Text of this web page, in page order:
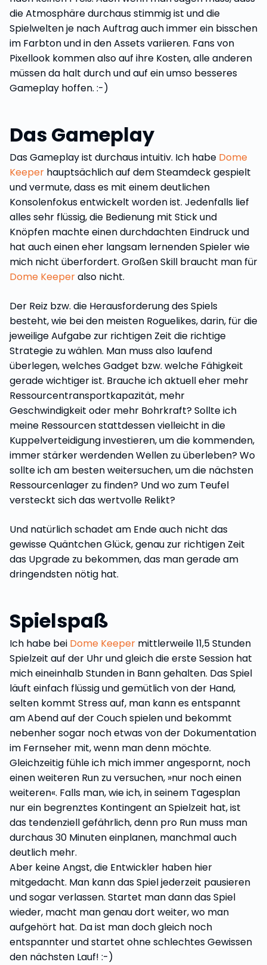
die Atmosphäre durchaus stimmig ist und die
Spielwelten je nach Auftrag auch immer ein bisschen
im Farbton und in den Assets variieren. Fans von
Pixellook kommen also auf ihre Kosten, alle anderen
müssen da halt durch und auf ein umso besseres
Gameplay hoffen. :-)
Das Gameplay
Das Gameplay ist durchaus intuitiv. Ich habe Dome
Keeper hauptsächlich auf dem Steamdeck gespielt
und vermute, dass es mit einem deutlichen
Konsolenfokus entwickelt worden ist. Jedenfalls lief
alles sehr flüssig, die Bedienung mit Stick und
Knöpfen machte einen durchdachten Eindruck und
hat auch einen eher langsam lernenden Spieler wie
mich nicht überfordert. Großen Skill braucht man für
Dome Keeperalso nicht.
Der Reiz bzw. die Herausforderung des Spiels
besteht, wie bei den meisten Roguelikes, darin, für die
jeweilige Aufgabe zur richtigen Zeit die richtige
Strategie zu wählen. Man muss also laufend
überlegen, welches Gadget bzw. welche Fähigkeit
gerade wichtiger ist. Brauche ich aktuell eher mehr
Ressourcentransportkapazität, mehr
Geschwindigkeit oder mehr Bohrkraft? Sollte ich
meine Ressourcen stattdessen vielleicht in die
Kuppelverteidigung investieren, um die kommenden,
immer stärker werdenden Wellen zu überleben? Wo
sollte ich am besten weitersuchen, um die nächsten
Ressourcenlager zu finden? Und wo zum Teufel
versteckt sich das wertvolle Relikt?
Und natürlich schadet am Ende auch nicht das
gewisse Quäntchen Glück, genau zur richtigen Zeit
das Upgrade zu bekommen, das man gerade am
dringendsten nötig hat.
Spielspaß
Ich habe bei Dome Keeper mittlerweile 11,5 Stunden
Spielzeit auf der Uhr und gleich die erste Session hat
mich eineinhalb Stunden in Bann gehalten. Das Spiel
läuft einfach flüssig und gemütlich von der Hand,
selten kommt Stress auf, man kann es entspannt
am Abend auf der Couch spielen und bekommt
nebenher sogar noch etwas von der Dokumentation
im Fernseher mit, wenn man denn möchte.
Gleichzeitig fühle ich mich immer angespornt, noch
einen weiteren Run zu versuchen, »nur noch einen
weiteren«. Falls man, wie ich, in seinem Tagesplan
nur ein begrenztes Kontingent an Spielzeit hat, ist
das tendenziell gefährlich, denn pro Run muss man
durchaus 30 Minuten einplanen, manchmal auch
deutlich mehr.
Aber keine Angst, die Entwickler haben hier
mitgedacht. Man kann das Spiel jederzeit pausieren
und sogar verlassen. Startet man dann das Spiel
wieder, macht man genau dort weiter, wo man
aufgehört hat. Da ist man doch gleich noch
entspannter und startet ohne schlechtes Gewissen
den nächsten Lauf! :-)